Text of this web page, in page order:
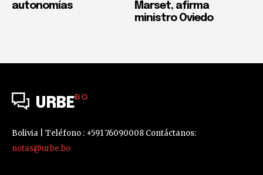
autonomías
Marset, afirma
ministro Oviedo
URBEBO
Bolivia | Teléfono : +591 76090008 Contáctanos:
notas@urbe.bo